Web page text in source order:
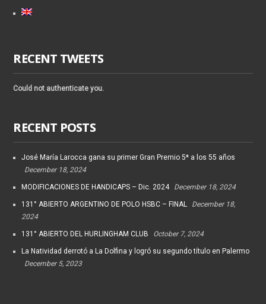
RECENT TWEETS
Could not authenticate you.
RECENT POSTS
José María Larocca gana su primer Gran Premio 5* a los 55 años
December 18, 2024
MODIFICACIONES DE HANDICAPS – Dic. 2024 December 18, 2024
131° ABIERTO ARGENTINO DE POLO HSBC – FINAL
December 18,
2024
131° ABIERTO DEL HURLINGHAM CLUB October 7, 2024
La Natividad derrotó a La Dolfina y logró su segundo título en Palermo
December 5, 2023